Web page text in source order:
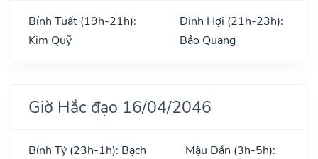
Bính Tuất (19h-21h):
Kim Quỹ
Đinh Hợi (21h-23h):
Bảo Quang
Giờ Hắc đạo 16/04/2046
Bính Tý (23h-1h): Bạch
Mậu Dần (3h-5h):